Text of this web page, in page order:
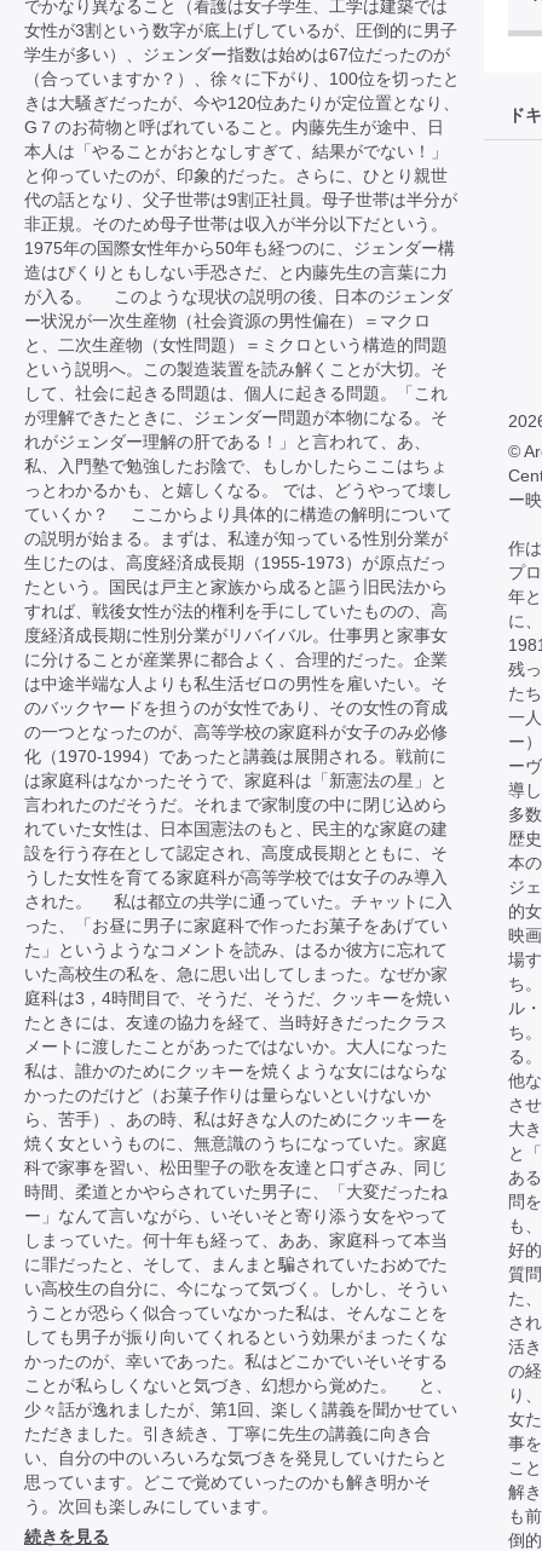
でかなり異なること（看護は女子学生、工学は建築では
女性が3割という数字が底上げしているが、圧倒的に男子
学生が多い）、ジェンダー指数は始めは67位だったのが
（合っていますか？）、徐々に下がり、100位を切ったと
きは大騒ぎだったが、今や120位あたりが定位置となり、
G７のお荷物と呼ばれていること。内藤先生が途中、日
本人は「やることがおとなしすぎて、結果がでない！」
と仰っていたのが、印象的だった。さらに、ひとり親世
代の話となり、父子世帯は9割正社員。母子世帯は半分が
非正規。そのため母子世帯は収入が半分以下だという。
1975年の国際女性年から50年も経つのに、ジェンダー構
造はぴくりともしない手恐さだ、と内藤先生の言葉に力
が入る。 このような現状の説明の後、日本のジェンダ
ー状況が一次生産物（社会資源の男性偏在）＝マクロ
と、二次生産物（女性問題）＝ミクロという構造的問題
という説明へ。この製造装置を読み解くことが大切。そ
して、社会に起きる問題は、個人に起きる問題。「これ
が理解できたときに、ジェンダー問題が本物になる。そ
れがジェンダー理解の肝である！」と言われて、あ、
私、入門塾で勉強したお陰で、もしかしたらここはちょ
っとわかるかも、と嬉しくなる。 では、どうやって壊し
ていくか？ ここからより具体的に構造の解明について
の説明が始まる。まずは、私達が知っている性別分業が
生じたのは、高度経済成長期（1955-1973）が原点だっ
たという。国民は戸主と家族から成ると謳う旧民法から
すれば、戦後女性が法的権利を手にしていたものの、高
度経済成長期に性別分業がリバイバル。仕事男と家事女
に分けることが産業界に都合よく、合理的だった。企業
は中途半端な人よりも私生活ゼロの男性を雇いたい。そ
のバックヤードを担うのが女性であり、その女性の育成
の一つとなったのが、高等学校の家庭科が女子のみ必修
化（1970-1994）であったと講義は展開される。戦前に
は家庭科はなかったそうで、家庭科は「新憲法の星」と
言われたのだそうだ。それまで家制度の中に閉じ込めら
れていた女性は、日本国憲法のもと、民主的な家庭の建
設を行う存在として認定され、高度成長期とともに、そ
うした女性を育てる家庭科が高等学校では女子のみ導入
された。 私は都立の共学に通っていた。チャットに入
った、「お昼に男子に家庭科で作ったお菓子をあげてい
た」というようなコメントを読み、はるか彼方に忘れて
いた高校生の私を、急に思い出してしまった。なぜか家
庭科は3，4時間目で、そうだ、そうだ、クッキーを焼い
たときには、友達の協力を経て、当時好きだったクラス
メートに渡したことがあったではないか。大人になった
私は、誰かのためにクッキーを焼くような女にはならな
かったのだけど（お菓子作りは量らないといけないか
ら、苦手）、あの時、私は好きな人のためにクッキーを
焼く女というものに、無意識のうちになっていた。家庭
科で家事を習い、松田聖子の歌を友達と口ずさみ、同じ
時間、柔道とかやらされていた男子に、「大変だったね
ー」なんて言いながら、いそいそと寄り添う女をやって
しまっていた。何十年も経って、ああ、家庭科って本当
に罪だったと、そして、まんまと騙されていたおめでた
い高校生の自分に、今になって気づく。しかし、そうい
うことが恐らく似合っていなかった私は、そんなことを
しても男子が振り向いてくれるという効果がまったくな
かったのが、幸いであった。私はどこかでいそいそする
ことが私らしくないと気づき、幻想から覚めた。 と、
少々話が逸れましたが、第1回、楽しく講義を聞かせてい
ただきました。引き続き、丁寧に先生の講義に向き合
い、自分の中のいろいろな気づきを発見していけたらと
思っています。どこで覚めていったのかも解き明かそ
う。次回も楽しみにしています。
続きを見る
ド
©
ー
作
プ
年
に
残
た
一
ー
ー
導
多
歴
本
ジ
的
映
場
ち
ル
ち
る
他
さ
大
と
あ
問
も
好
質
た
さ
活
の
り
女
事
こ
解
も
倒